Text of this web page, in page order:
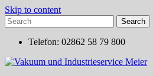
Skip to content
Telefon: 02862 58 79 800